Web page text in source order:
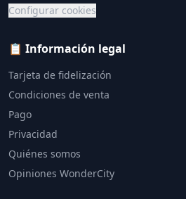
Configurar cookies
📋 Información legal
Tarjeta de fidelización
Condiciones de venta
Pago
Privacidad
Quiénes somos
Opiniones WonderCity